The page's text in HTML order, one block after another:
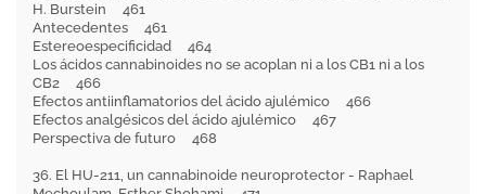
H. Burstein 461
Antecedentes 461
Estereoespecificidad 464
Los ácidos cannabinoides no se acoplan ni a los CB1 ni a los
CB2 466
Efectos antiinflamatorios del ácido ajulémico 466
Efectos analgésicos del ácido ajulémico 467
Perspectiva de futuro 468
36. El HU-211, un cannabinoide neuroprotector - Raphael